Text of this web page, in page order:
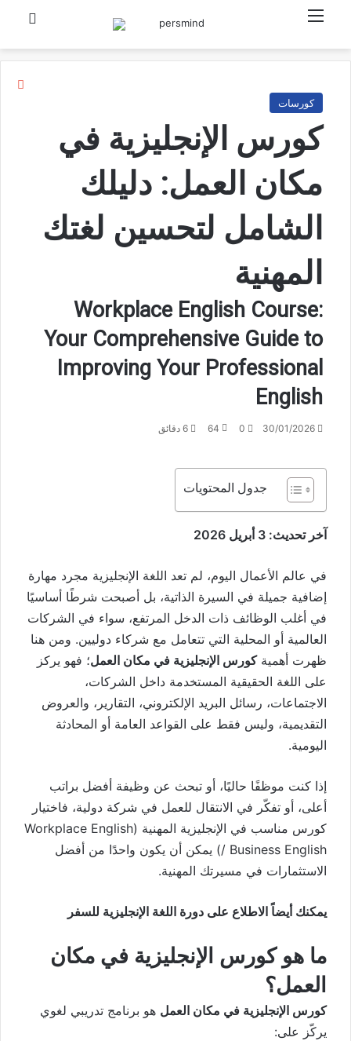
كورسات
كورس الإنجليزية في
مكان العمل: دليلك
الشامل لتحسين لغتك
المهنية
Workplace English Course:
Your Comprehensive Guide to
Improving Your Professional
English
30/01/2026
0
64
جدول المحتويات
آخر تحديث: 3 أبريل 2026
في عالم الأعمال اليوم، لم تعد اللغة الإنجليزية مجرد مهارة
إضافية جميلة في السيرة الذاتية، بل أصبحت شرطًا أساسيًا
في أغلب الوظائف ذات الدخل المرتفع، سواء في الشركات
العالمية أو المحلية التي تتعامل مع شركاء دوليين. ومن هنا
ظهرت أهميةكورس الإنجليزية في مكان العمل؛ فهو يركز
على اللغة الحقيقية المستخدمة داخل الشركات،
الاجتماعات، رسائل البريد الإلكتروني، التقارير، والعروض
التقديمية، وليس فقط على القواعد العامة أو المحادثة
اليومية.
إذا كنت موظفًا حاليًا، أو تبحث عن وظيفة أفضل براتب
أعلى، أو تفكّر في الانتقال للعمل في شركة دولية، فاختيار
كورس مناسب في الإنجليزية المهنية (Workplace English
/ Business English) يمكن أن يكون واحدًا من أفضل
الاستثمارات في مسيرتك المهنية.
يمكنك أيضاً الاطلاع على دورة اللغة الإنجليزية للسفر
ما هو كورس الإنجليزية في مكان
العمل؟
كورس الإنجليزية في مكان العمل هو برنامج تدريبي لغوي
يركّز على: